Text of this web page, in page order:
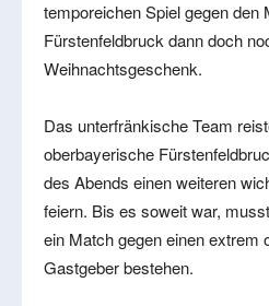
temporeichen Spiel gegen den
Fürstenfeldbruck dann doch
Weihnachtsgeschenk.
Das unterfränkische Team
oberbayerische
des Abends einen weiteren
feiern. Bis es soweit war,
ein Match gegen einen extrem
Gastgeber bestehen.